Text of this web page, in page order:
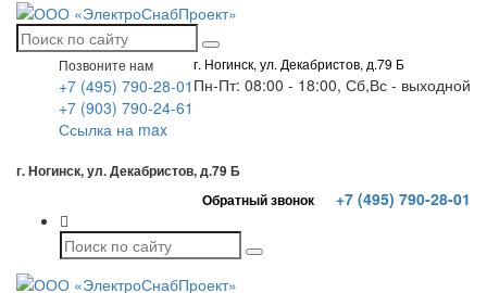
г. Ногинск, ул. Декабристов, д.79 Б
Пн-Пт: 08:00 - 18:00, Сб,Вс - выходной
Позвоните нам
+7 (495) 790-28-01
+7 (903) 790-24-61
Ссылка на max
г. Ногинск, ул. Декабристов, д.79 Б
Обратный звонок
+7 (495) 790-28-01